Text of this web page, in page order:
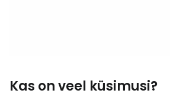
Kas on veel küsimusi?